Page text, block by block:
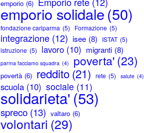
emporio (6)
emporio solidale(50)
fondazione cariparma (5) Formazione (5)
integrazione (12) isee (8) ISTAT (5)
istruzione (5) lavoro (10) migranti (8)
parma facciamo squadra (4) poverta'(23)
povertà (6) reddito(21) rete (5) salute (4)
scuola (10) sociale (11)
solidarieta'(53)
spreco (13) valtaro (6)
volontari (29)